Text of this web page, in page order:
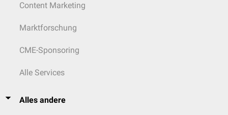
Content Marketing
Marktforschung
CME-Sponsoring
Alle Services
Alles andere